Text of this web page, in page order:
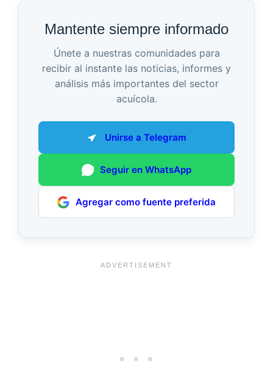
Mantente siempre informado
Únete a nuestras comunidades para
recibir al instante las noticias, informes y
análisis más importantes del sector
acuícola.
Unirse a Telegram
Seguir en WhatsApp
Agregar como fuente preferida